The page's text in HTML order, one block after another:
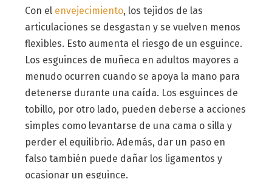
Con el envejecimiento, los tejidos de las
articulaciones se desgastan y se vuelven menos
flexibles. Esto aumenta el riesgo de un esguince.
Los esguinces de muñeca en adultos mayores a
menudo ocurren cuando se apoya la mano para
detenerse durante una caída. Los esguinces de
tobillo, por otro lado, pueden deberse a acciones
simples como levantarse de una cama o silla y
perder el equilibrio. Además, dar un paso en
falso también puede dañar los ligamentos y
ocasionar un esguince.